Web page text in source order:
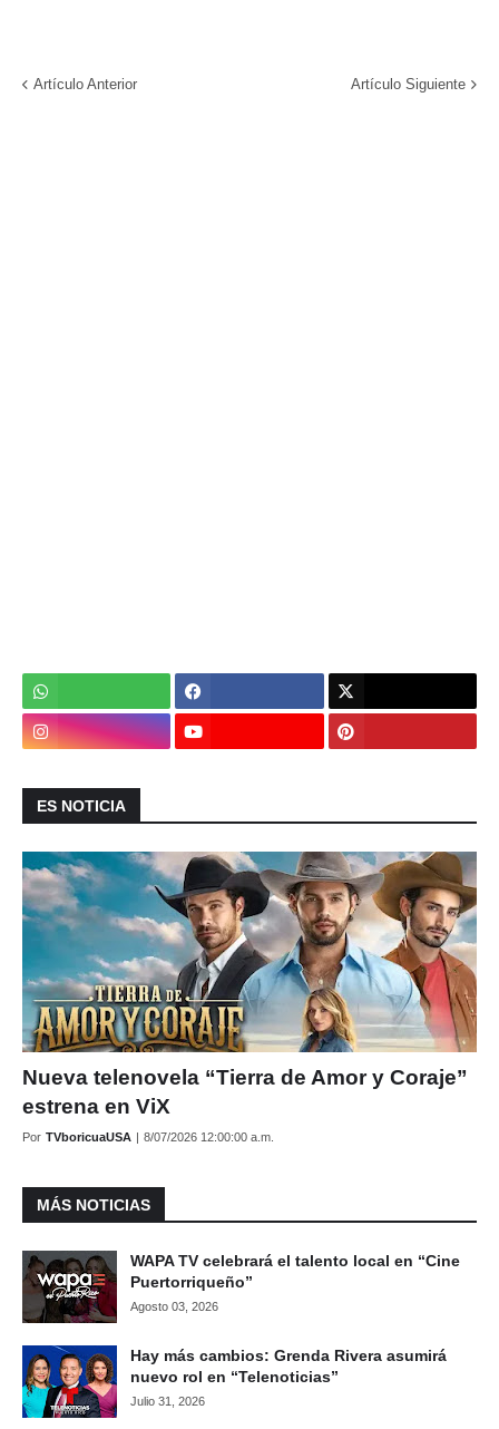
Artículo Anterior Artículo Siguiente
ES NOTICIA
Nueva telenovela “Tierra de Amor y Coraje”
estrena en ViX
Por TVboricuaUSA | 8/07/2026 12:00:00 a.m.
MÁS NOTICIAS
WAPA TV celebrará el talento local en “Cine
Puertorriqueño”
Agosto 03, 2026
Hay más cambios: Grenda Rivera asumirá
nuevo rol en “Telenoticias”
Julio 31, 2026